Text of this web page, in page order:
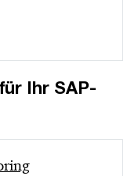
Ihr SAP-